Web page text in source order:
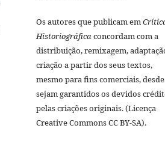
Os autores que publicam em
Historiográfica concordam com a
distribuição, remixagem,
criação a partir dos seus textos,
mesmo para fins comerciais,
sejam garantidos os devidos
pelas criações originais. (Licença
Creative Commons CC BY-SA).